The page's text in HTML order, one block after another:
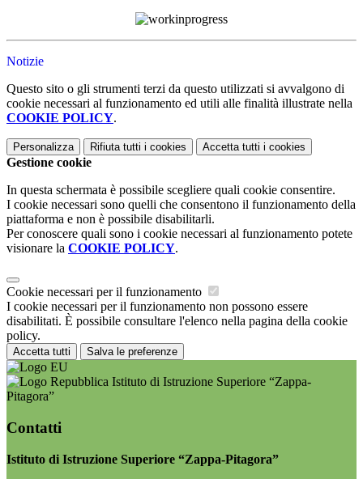
Notizie
Questo sito o gli strumenti terzi da questo utilizzati si avvalgono di
cookie necessari al funzionamento ed utili alle finalità illustrate nella
COOKIE POLICY.
Personalizza Rifiuta tutti i cookies Accetta tutti i cookies
Gestione cookie
In questa schermata è possibile scegliere quali cookie consentire.
I cookie necessari sono quelli che consentono il funzionamento della
piattaforma e non è possibile disabilitarli.
Per conoscere quali sono i cookie necessari al funzionamento potete
visionare la COOKIE POLICY.
Cookie necessari per il funzionamento
I cookie necessari per il funzionamento non possono essere
disabilitati. È possibile consultare l'elenco nella pagina della cookie
policy.
Accetta tutti Salva le preferenze
Istituto di Istruzione Superiore “Zappa-
Pitagora”
Contatti
Istituto di Istruzione Superiore “Zappa-Pitagora”